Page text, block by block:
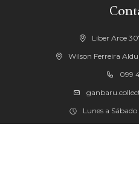
Liber Arce
Wilson Ferreira
099
Lunes a Sábado